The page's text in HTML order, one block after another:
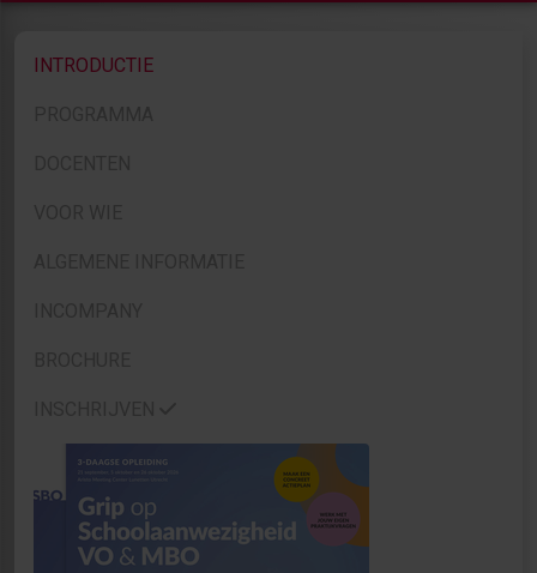
INTRODUCTIE